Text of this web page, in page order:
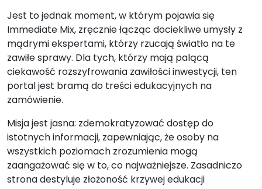
Jest to jednak moment, w którym pojawia się
Immediate Mix, zręcznie łącząc dociekliwe umysły z
mądrymi ekspertami, którzy rzucają światło na te
zawiłe sprawy. Dla tych, którzy mają palącą
ciekawość rozszyfrowania zawiłości inwestycji, ten
portal jest bramą do treści edukacyjnych na
zamówienie.
Misja jest jasna: zdemokratyzować dostęp do
istotnych informacji, zapewniając, że osoby na
wszystkich poziomach zrozumienia mogą
zaangażować się w to, co najważniejsze. Zasadniczo
strona destyluje złożoność krzywej edukacji